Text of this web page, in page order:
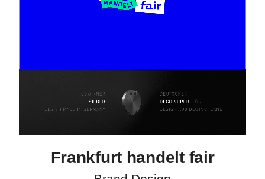
Frankfurt handelt fair